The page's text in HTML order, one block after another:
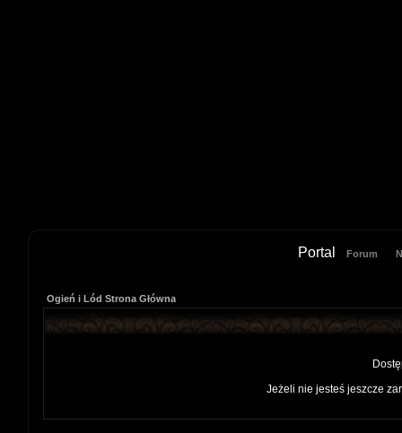
Portal Forum
Ogień i Lód Strona Główna
Jeżeli nie jesteś jeszcze